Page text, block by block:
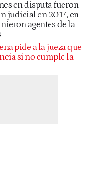
en disputa fueron
judicial en 2017, en
agentes de la
pide a la jueza que
si no cumple la